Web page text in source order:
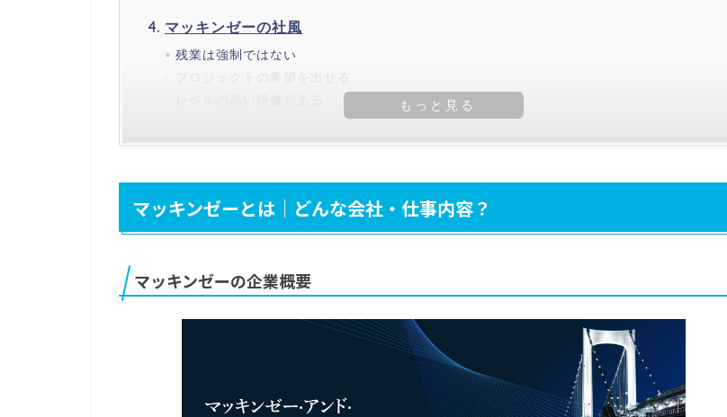
マッキンゼーの社風
残業は強制ではない
プロジェクトの希望を出せる
マッキンゼーとは｜どんな会社・仕事内容？
マッキンゼーの企業概要